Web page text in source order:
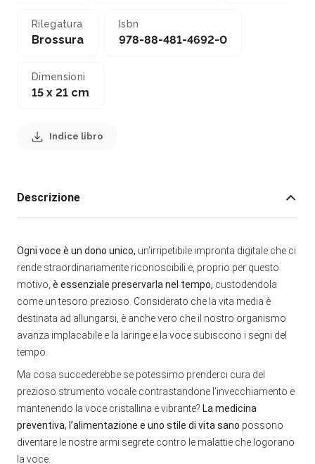
Rilegatura
Brossura
Isbn
978-88-481-4692-0
Dimensioni
15 x 21 cm
Indice libro
Descrizione
Ogni voce è un dono unico, un’irripetibile impronta digitale che ci
rende straordinariamente riconoscibili e, proprio per questo
motivo, è essenziale preservarla nel tempo, custodendola
come un tesoro prezioso. Considerato che la vita media è
destinata ad allungarsi, è anche vero che il nostro organismo
avanza implacabile e la laringe e la voce subiscono i segni del
tempo.
Ma cosa succederebbe se potessimo prenderci cura del
prezioso strumento vocale contrastandone l’invecchiamento e
mantenendo la voce cristallina e vibrante? La medicina
preventiva, l’alimentazione e uno stile di vita sano possono
diventare le nostre armi segrete contro le malattie che logorano
la voce.